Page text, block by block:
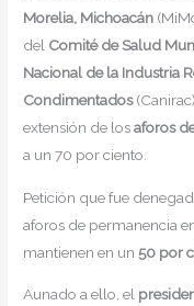
Morelia, Michoacán
del Comité de Salud
Nacional de la Industria
Condimentados
extensión de losaforos
a un 70 por ciento.
Petición que fue
aforos de permanencia
mantienen en un50 por
Aunado a ello, el